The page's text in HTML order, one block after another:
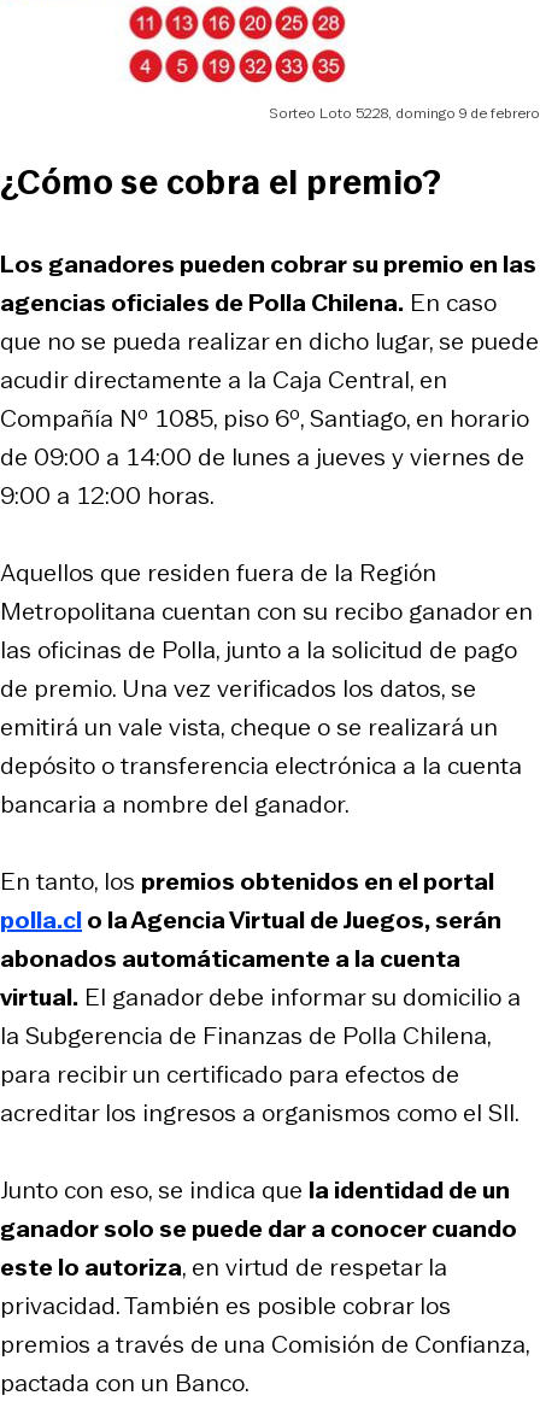
Sorteo Loto 5228, domingo 9 de febrero
¿Cómo se cobra el premio?
Los ganadores pueden cobrar su premio en las
agencias oficiales de Polla Chilena. En caso
que no se pueda realizar en dicho lugar, se puede
acudir directamente a la Caja Central, en
Compañía Nº 1085, piso 6º, Santiago, en horario
de 09:00 a 14:00 de lunes a jueves y viernes de
9:00 a 12:00 horas.
Aquellos que residen fuera de la Región
Metropolitana cuentan con su recibo ganador en
las oficinas de Polla, junto a la solicitud de pago
de premio. Una vez verificados los datos, se
emitirá un vale vista, cheque o se realizará un
depósito o transferencia electrónica a la cuenta
bancaria a nombre del ganador.
En tanto, los premios obtenidos en el portal
polla.clo la Agencia Virtual de Juegos, serán
abonados automáticamente a la cuenta
virtual. El ganador debe informar su domicilio a
la Subgerencia de Finanzas de Polla Chilena,
para recibir un certificado para efectos de
acreditar los ingresos a organismos como el SII.
Junto con eso, se indica que la identidad de un
ganador solo se puede dar a conocer cuando
este lo autoriza, en virtud de respetar la
privacidad. También es posible cobrar los
premios a través de una Comisión de Confianza,
pactada con un Banco.